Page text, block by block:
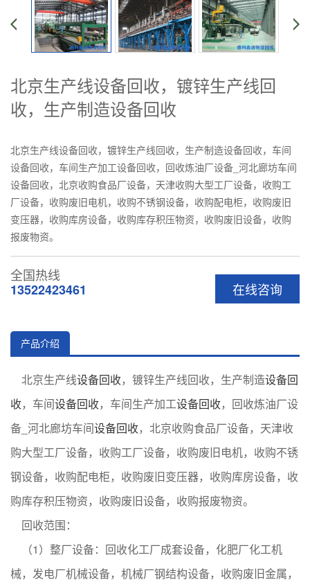
北京生产线设备回收，镀锌生产线回
收，生产制造设备回收
北京生产线设备回收，镀锌生产线回收，生产制造设备回收，车间
设备回收，车间生产加工设备回收，回收炼油厂设备_河北廊坊车间
设备回收，北京收购食品厂设备，天津收购大型工厂设备，收购工
厂设备，收购废旧电机，收购不锈钢设备，收购配电柜，收购废旧
变压器，收购库房设备，收购库存积压物资，收购废旧设备，收购
报废物资。
在线咨询
全国热线
13522423461
产品介绍
北京生产线设备回收，镀锌生产线回收，生产制造设备回
收，车间设备回收，车间生产加工设备回收，回收炼油厂设
备_河北廊坊车间设备回收，北京收购食品厂设备，天津收
购大型工厂设备，收购工厂设备，收购废旧电机，收购不锈
钢设备，收购配电柜，收购废旧变压器，收购库房设备，收
购库存积压物资，收购废旧设备，收购报废物资。
回收范围：
（1）整厂设备：回收化工厂成套设备，化肥厂化工机
械，发电厂机械设备，机械厂钢结构设备，收购废旧金属，